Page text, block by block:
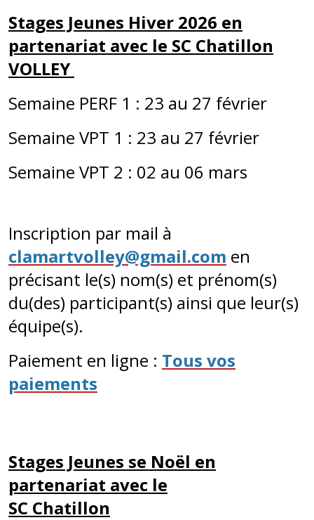
Stages Jeunes Hiver 2026 en
partenariat avec le SC Chatillon
VOLLEY
Semaine PERF 1 : 23 au 27 février
Semaine VPT 1 : 23 au 27 février
Semaine VPT 2 : 02 au 06 mars
Inscription par mail à
clamartvolley@gmail.com en
précisant le(s) nom(s) et prénom(s)
du(des) participant(s) ainsi que leur(s)
équipe(s).
Paiement en ligne : Tous vos
paiements
Stages Jeunes se Noël en
partenariat avec le
SC Chatillon